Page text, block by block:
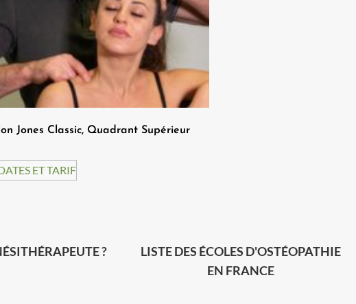
Jones Classic, Quadrant Supérieur
ET TARIF
?
LISTE DES ÉCOLES D'OSTÉOPATHIE
EN FRANCE